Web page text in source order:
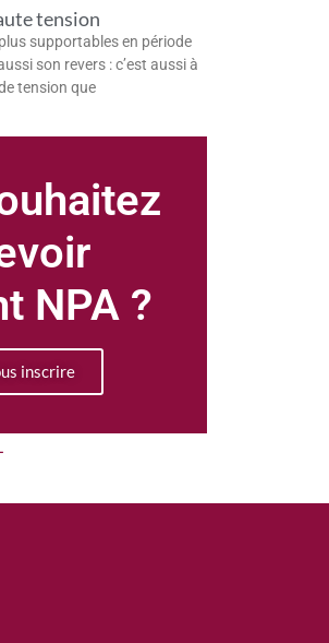
tension
supportables en période
son revers : c’est aussi à
tension que
NPA ?
inscrire